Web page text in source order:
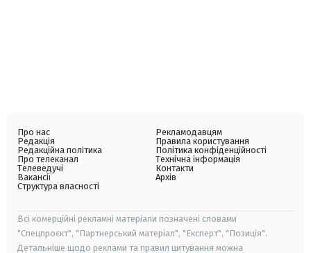
Про нас
Редакція
Редакційна політика
Про телеканал
Телеведучі
Вакансії
Структура власності
Рекламодавцям
Правила користування
Політика конфіденційності
Технічна інформація
Контакти
Архів
Всі комерційні рекламні матеріали позначені словами
"Спецпроєкт", "Партнерський матеріал", "Експерт", "Позиція".
Детальніше щодо реклами та правил цитування можна